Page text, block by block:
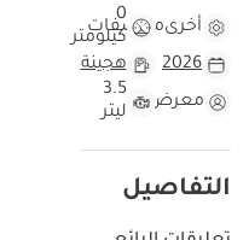
أخرىمواصفات
0
كيلومتر
2026
هجينة
معرض
3.5
ليتر
التفاصيل
السيارة لتقدم تجربة قيادة
التامة. اللون الأبيض الخارجي ليس
ويسهل عملية إعادة البيع مستقبلاً
نسخ أخرى قد تتوفر لاحقاً
لسنوات قادمة دون الحاجة